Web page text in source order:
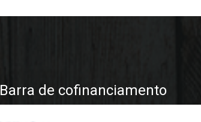
Barra de cofinanciamento